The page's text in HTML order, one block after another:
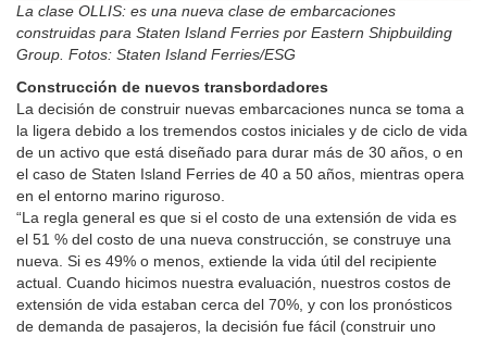
La clase OLLIS: es una nueva clase de embarcaciones
construidas para Staten Island Ferries por Eastern Shipbuilding
Group. Fotos: Staten Island Ferries/ESG
Construcción de nuevos transbordadores
La decisión de construir nuevas embarcaciones nunca se toma a
la ligera debido a los tremendos costos iniciales y de ciclo de vida
de un activo que está diseñado para durar más de 30 años, o en
el caso de Staten Island Ferries de 40 a 50 años, mientras opera
en el entorno marino riguroso.
“La regla general es que si el costo de una extensión de vida es
el 51 % del costo de una nueva construcción, se construye una
nueva. Si es 49% o menos, extiende la vida útil del recipiente
actual. Cuando hicimos nuestra evaluación, nuestros costos de
extensión de vida estaban cerca del 70%, y con los pronósticos
de demanda de pasajeros, la decisión fue fácil (construir uno